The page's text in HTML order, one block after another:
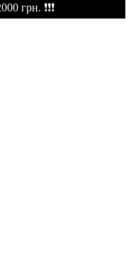
грн. ❗❗❗